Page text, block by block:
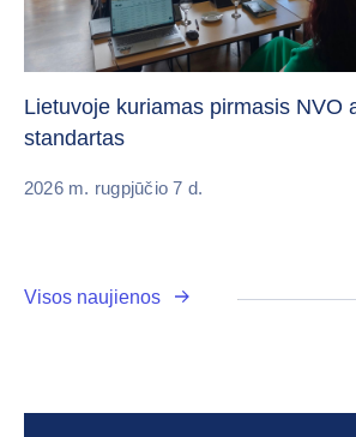
Lietuvoje kuriamas pirmasis NVO
standartas
2026 m. rugpjūčio 7 d.
Visos naujienos